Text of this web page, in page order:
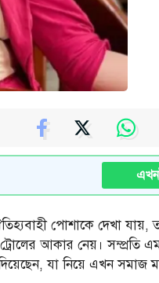
পোশাকে দেখা যায়,
আকার নেয়। সম্প্রতি
যা নিয়ে এখন সমাজ